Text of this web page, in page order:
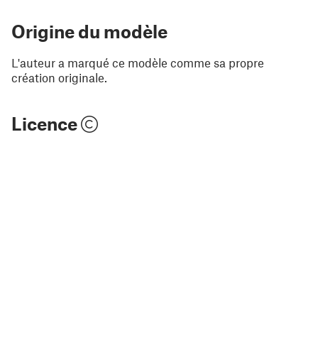
Origine du modèle
L'auteur a marqué ce modèle comme sa propre
création originale.
Licence